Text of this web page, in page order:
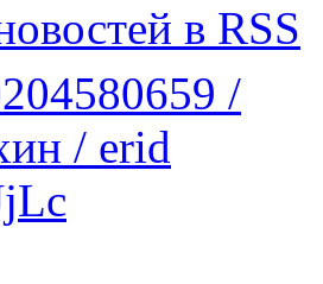
в RSS